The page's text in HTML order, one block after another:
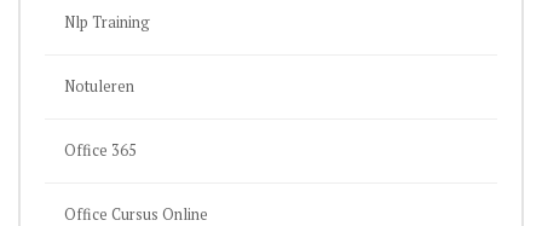
Nlp Training
Notuleren
Office 365
Office Cursus Online